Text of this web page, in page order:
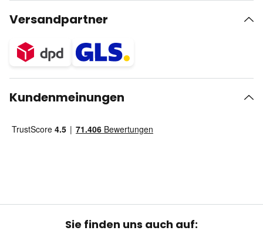
Versandpartner
Kundenmeinungen
Sie finden uns auch auf: